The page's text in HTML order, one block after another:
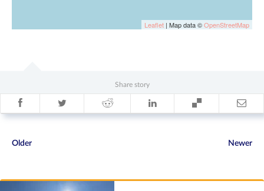
Leaflet | Map data ©OpenStreetMap
Share story
Older Newer